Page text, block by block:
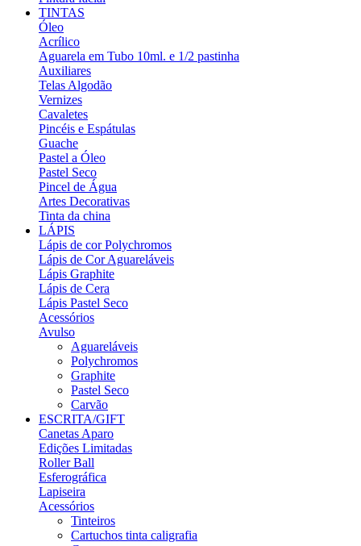
TINTAS
Óleo
Acrílico
Aguarela em Tubo 10ml. e 1/2 pastinha
Auxiliares
Telas Algodão
Vernizes
Cavaletes
Pincéis e Espátulas
Guache
Pastel a Óleo
Pastel Seco
Pincel de Água
Artes Decorativas
Tinta da china
LÁPIS
Lápis de cor Polychromos
Lápis de Cor Aguareláveis
Lápis Graphite
Lápis de Cera
Lápis Pastel Seco
Acessórios
Avulso
Aguareláveis
Polychromos
Graphite
Pastel Seco
Carvão
ESCRITA/GIFT
Canetas Aparo
Edições Limitadas
Roller Ball
Esferográfica
Lapiseira
Acessórios
Tinteiros
Cartuchos tinta caligrafia